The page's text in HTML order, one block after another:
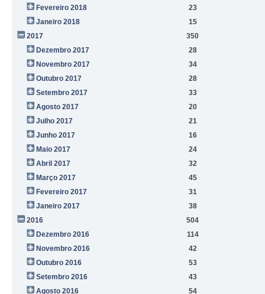
Fevereiro 2018
23
Janeiro 2018
15
2017
350
Dezembro 2017
28
Novembro 2017
34
Outubro 2017
28
Setembro 2017
33
Agosto 2017
20
Julho 2017
21
Junho 2017
16
Maio 2017
24
Abril 2017
32
Março 2017
45
Fevereiro 2017
31
Janeiro 2017
38
2016
504
Dezembro 2016
114
Novembro 2016
42
Outubro 2016
53
Setembro 2016
43
Agosto 2016
54